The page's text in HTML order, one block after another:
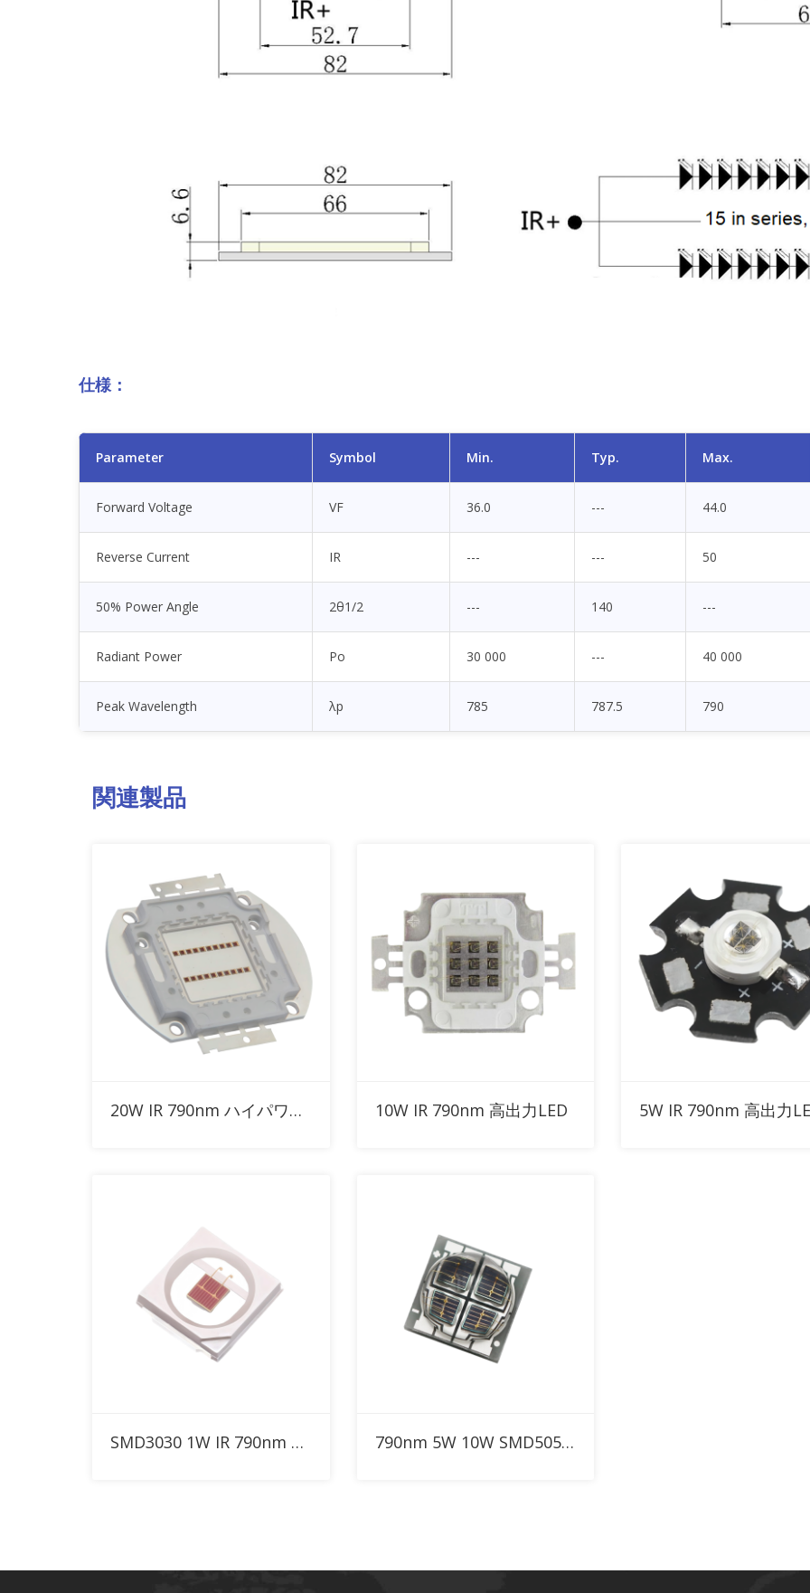
仕様：
Parameter Symbol Min. Typ. Max.
Forward Voltage VF 36.0 --- 44.0
Reverse Current IR --- --- 50
50% Power Angle 2θ1/2 --- 140 ---
Radiant Power Po 30 000 --- 40 000
Peak Wavelength λp 785 787.5 790
関連製品
RFQに追加 20W IR 790nm ハイパワーLED RFQに追加
10W IR 790nm 高出力LED RFQに追加
5W IR 790nm 高出力
RFQに追加 SMD3030 1W IR 790nm ハイパワーLED RFQに追加 790nm 5W 10W SMD5050 IR ハイパワーLED